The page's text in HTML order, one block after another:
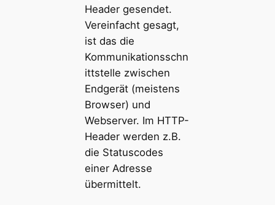
Header gesendet.
Vereinfacht gesagt,
ist das die
Kommunikationsschn
ittstelle zwischen
Endgerät (meistens
Browser) und
Webserver. Im HTTP-
Header werden z.B.
die Statuscodes
einer Adresse
übermittelt.